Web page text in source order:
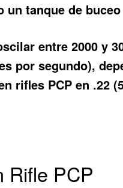
tanque de
entre 2000 y
por segundo),
rifles PCP en .22
Rifle PCP